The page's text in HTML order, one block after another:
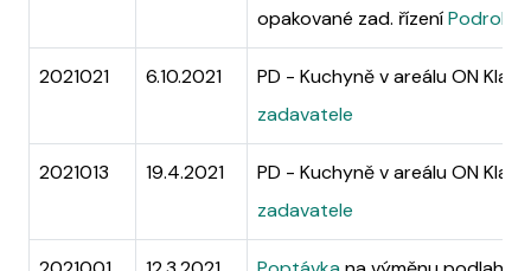
opakované zad. řízení
2021021 6.10.2021
PD - Kuchyně v areálu ON
zadavatele
2021013 19.4.2021
PD - Kuchyně v areálu ON
zadavatele